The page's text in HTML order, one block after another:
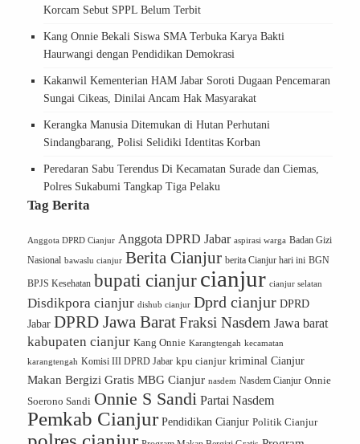
Korcam Sebut SPPL Belum Terbit
Kang Onnie Bekali Siswa SMA Terbuka Karya Bakti
Haurwangi dengan Pendidikan Demokrasi
Kakanwil Kementerian HAM Jabar Soroti Dugaan Pencemaran
Sungai Cikeas, Dinilai Ancam Hak Masyarakat
Kerangka Manusia Ditemukan di Hutan Perhutani
Sindangbarang, Polisi Selidiki Identitas Korban
Peredaran Sabu Terendus Di Kecamatan Surade dan Ciemas,
Polres Sukabumi Tangkap Tiga Pelaku
Tag Berita
Anggota DPRD Cianjur Anggota DPRD Jabar aspirasi warga Badan Gizi
Nasional bawaslu cianjur Berita Cianjur berita Cianjur hari ini BGN
BPJS Kesehatan bupati cianjur cianjur cianjur selatan
Disdikpora cianjur dishub cianjur Dprd cianjur DPRD
Jabar DPRD Jawa BaratFraksi Nasdem Jawa barat
kabupaten cianjur Kang Onnie Karangtengah kecamatan
karangtengah Komisi III DPRD Jabar kpu cianjur kriminal Cianjur
Makan Bergizi Gratis MBG Cianjur nasdem Nasdem Cianjur Onnie
Soerono Sandi Onnie S Sandi Partai Nasdem
Pemkab Cianjur Pendidikan Cianjur Politik Cianjur